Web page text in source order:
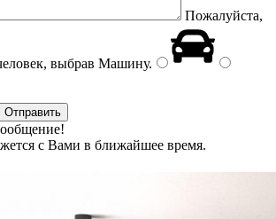
Пожалуйста,
выбрав Машину.
с Вами в ближайшее время.